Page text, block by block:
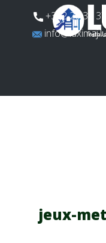
​+352 26 31
jeux-